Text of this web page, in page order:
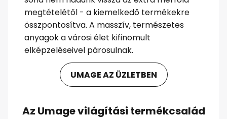
megtételétől - a kiemelkedő termékekre
összpontosítva. A masszív, természetes
anyagok a városi élet kifinomult
elképzeléseivel párosulnak.
UMAGE AZ ÜZLETBEN
Az Umage világítási termékcsalád